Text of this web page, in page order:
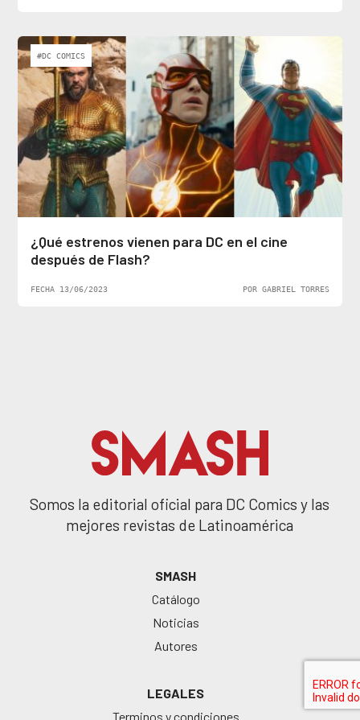
#DC COMICS
¿Qué estrenos vienen para DC en el cine
después de Flash?
FECHA 13/06/2023 POR GABRIEL TORRES
Somos la editorial oficial para DC Comics y las
mejores revistas de Latinoamérica
SMASH
Catálogo
Noticias
Autores
LEGALES
Terminos y condiciones